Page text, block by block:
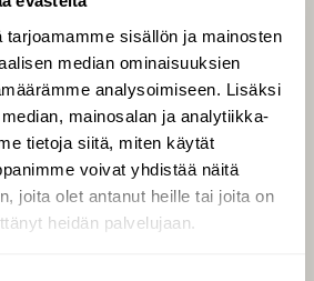
tarjoamamme sisällön ja mainosten
median ominaisuuksien
analysoimiseen. Lisäksi
mainosalan ja analytiikka-
tietoja siitä, miten käytät
voivat yhdistää näitä
joita olet antanut heille tai joita on
heidän palvelujaan.
Uusin lehti
Tilaa Suomen Luonto
Tilaa digilukuoikeus
Äänestä parasta juttua
Tilaa uutiskirje